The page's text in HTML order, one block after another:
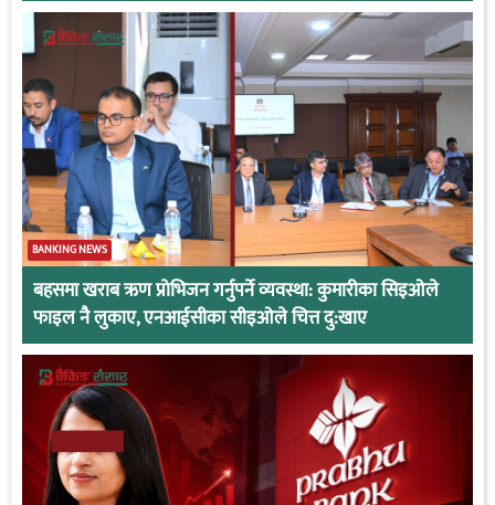
BANKING NEWS
बहसमा खराब ऋण प्रोभिजन गर्नुपर्ने व्यवस्था: कुमारीका सिइओले
फाइल नै लुकाए, एनआईसीका सीइओले चित्त दु:खाए